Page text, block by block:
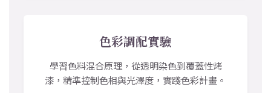
色彩調配實驗
學習色料混合原理，從透明染色到覆蓋性烤
漆，精準控制色相與光澤度，實踐色彩計畫。